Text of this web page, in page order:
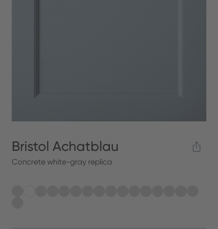
Bristol Achatblau
Concrete white-gray replica